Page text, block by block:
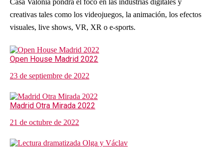
Casa Valonia pondrá el foco en las industrias digitales y
creativas tales como los videojuegos, la animación, los efectos
visuales, live shows, VR, XR o e-sports.
Open House Madrid 2022
23 de septiembre de 2022
Madrid Otra Mirada 2022
21 de octubre de 2022